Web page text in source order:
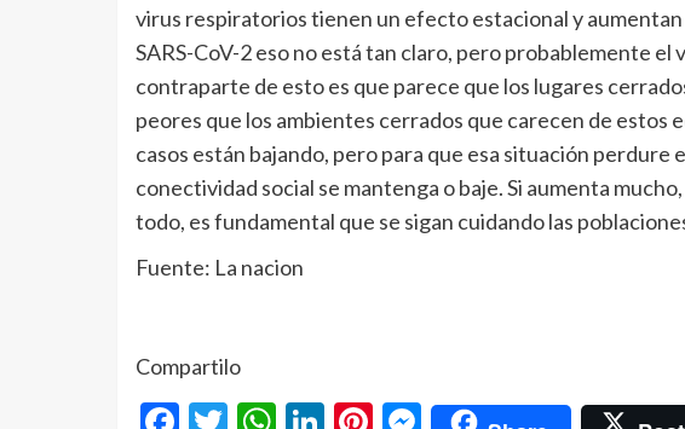
virus respiratorios tienen un efecto estacional y
SARS-CoV-2 eso no está tan claro, pero probablemente el
contraparte de esto es que parece que los lugares
peores que los ambientes cerrados que carecen de estos
casos están bajando, pero para que esa situación perdure
conectividad social se mantenga o baje. Si aumenta
todo, es fundamental que se sigan cuidando las
Fuente: La nacion
Compartilo